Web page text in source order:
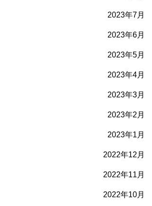
2023年7月
2023年6月
2023年5月
2023年4月
2023年3月
2023年2月
2023年1月
2022年12月
2022年11月
2022年10月